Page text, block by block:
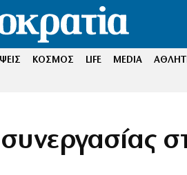
ΚΟΣΜΟΣ LIFE MEDIA